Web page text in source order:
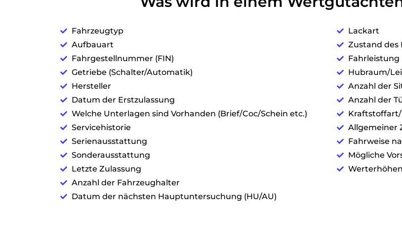
Fahrzeugtyp
Aufbauart
Fahrgestellnummer (FIN)
Getriebe (Schalter/Automatik)
Hersteller
Datum der Erstzulassung
Welche Unterlagen sind Vorhanden (Brief/Coc/Schein etc.)
Servicehistorie
Serienausstattung
Sonderausstattung
Letzte Zulassung
Anzahl der Fahrzeughalter
Datum der nächsten Hauptuntersuchung (HU/AU)
Lackart
Zustand des
Fahrleistung
Hubraum/
Anzahl der
Anzahl der
Kraftstoffart/
Allgemeiner
Fahrweise
Mögliche